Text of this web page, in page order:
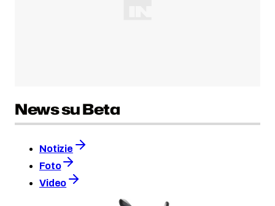
News su Beta
Notizie
Foto
Video